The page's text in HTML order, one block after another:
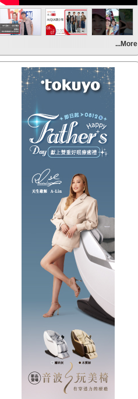
(南部)
流行最前線
【Next】
【HitFm正在進行】
【Next】
(宜蘭)只想聽音樂
【HitFm正在進行】
(花東)
流行最精選
(花東)只想聽音樂
...More